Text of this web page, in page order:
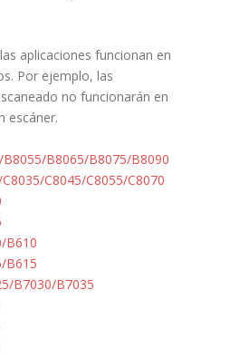
aplicaciones funcionan en
Por ejemplo, las
no funcionarán en
escáner.
B8065/B8075/B8090
C8045/C8055/C8070
B610
B615
B7030/B7035